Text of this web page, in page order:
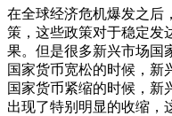
在全球经济危机爆发之后
策，这些政策对于稳定发
果。但是很多新兴市场国
国家货币宽松的时候，新
国家货币紧缩的时候，新
出现了特别明显的收缩，